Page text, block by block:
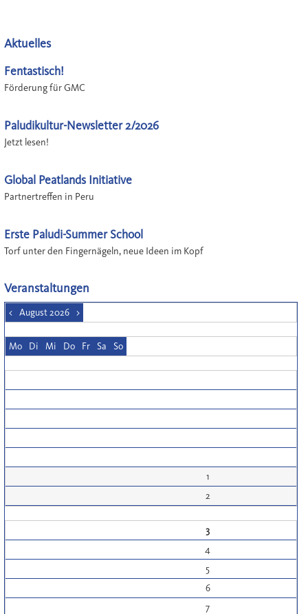
Aktuelles
Fentastisch!
Förderung für GMC
Paludikultur-Newsletter 2/2026
Jetzt lesen!
Global Peatlands Initiative
Partnertreffen in Peru
Erste Paludi-Summer School
Torf unter den Fingernägeln, neue Ideen im Kopf
Veranstaltungen
< August 2026 >
Mo Di Mi Do Fr Sa So
1
2
3
4
5
6
7